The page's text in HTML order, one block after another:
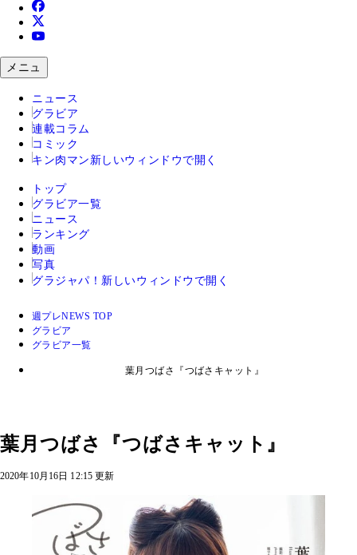
メニュ
ニュース
グラビア
連載コラム
コミック
キン肉マン 新しいウィンドウで開く
トップ
グラビア一覧
ニュース
ランキング
動画
写真
グラジャパ！ 新しいウィンドウで開く
週プレNEWS TOP
グラビア
グラビア一覧
葉月つばさ『つばさキャット』
葉月つばさ『つばさキャット』
2020年10月16日 12:15 更新